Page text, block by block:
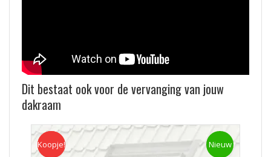
Dit bestaat ook voor de vervanging van jouw
dakraam
Koopje Nieuw
Koopje!